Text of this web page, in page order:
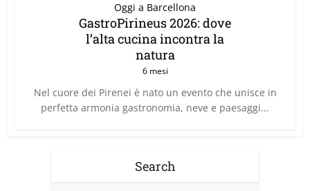
Oggi a Barcellona
GastroPirineus 2026: dove
l’alta cucina incontra la
natura
6 mesi
Nel cuore dei Pirenei è nato un evento che unisce in
perfetta armonia gastronomia, neve e paesaggi...
Search